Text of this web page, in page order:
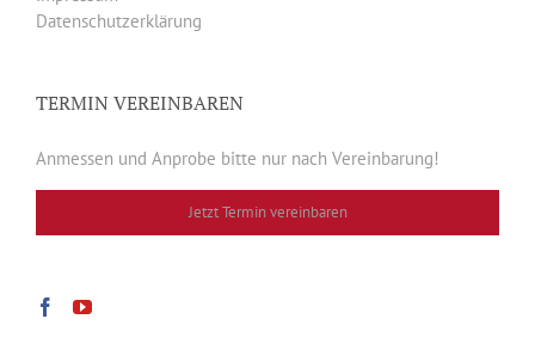
Datenschutzerklärung
TERMIN VEREINBAREN
Anmessen und Anprobe bitte nur nach Vereinbarung!
Jetzt Termin vereinbaren